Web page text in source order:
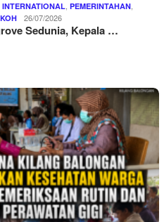
PEMERINTAHAN
26/07/2026
Sedunia, Kepala …